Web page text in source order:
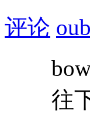
评论
往